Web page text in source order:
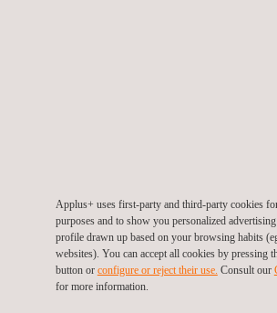
uit te maken van Applus+.
Kom langs en ontdek uw toekomst bij
vacatures hier.
Applus+ uses first-party and third-party cookies
purposes and to show you personalized advertising
profile drawn up based on your browsing habits
websites). You can accept all cookies by pressing
button or configure or reject their use. Consult our
for more information.